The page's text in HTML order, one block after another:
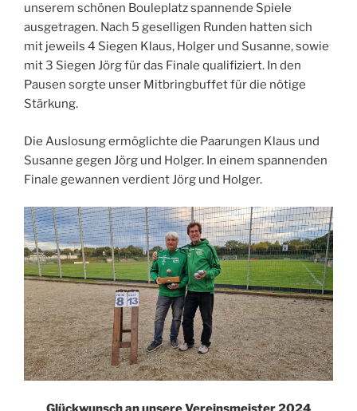
unserem schönen Bouleplatz spannende Spiele
ausgetragen. Nach 5 geselligen Runden hatten sich
mit jeweils 4 Siegen Klaus, Holger und Susanne, sowie
mit 3 Siegen Jörg für das Finale qualifiziert. In den
Pausen sorgte unser Mitbringbuffet für die nötige
Stärkung.
Die Auslosung ermöglichte die Paarungen Klaus und
Susanne gegen Jörg und Holger. In einem spannenden
Finale gewannen verdient Jörg und Holger.